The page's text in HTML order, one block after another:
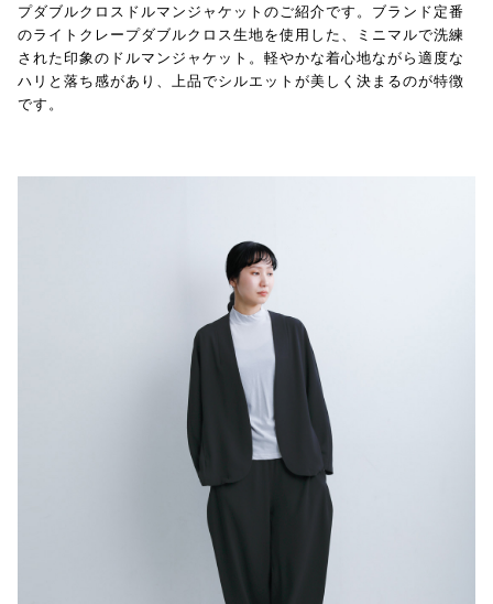
プダブルクロスドルマンジャケットのご紹介です。ブランド定番
のライトクレープダブルクロス生地を使用した、ミニマルで洗練
された印象のドルマンジャケット。軽やかな着心地ながら適度な
ハリと落ち感があり、上品でシルエットが美しく決まるのが特徴
です。